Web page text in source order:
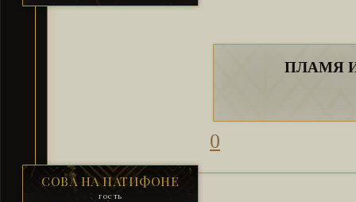
ПЛАМЯ
0
СОВА НА ПАТИФОНЕ
гость